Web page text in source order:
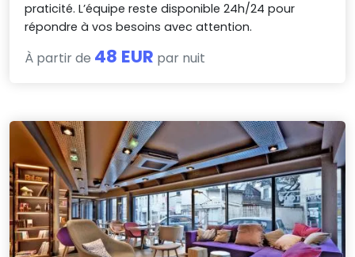
praticité. L’équipe reste disponible 24h/24 pour
répondre à vos besoins avec attention.
À partir de 48 EUR par nuit